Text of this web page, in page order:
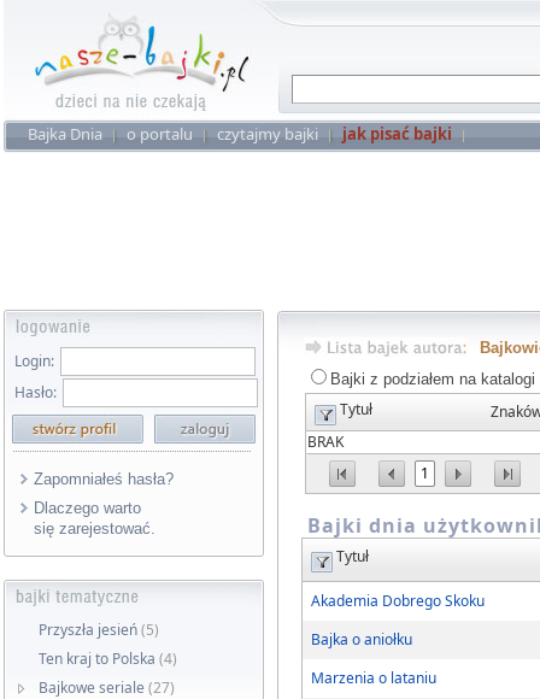
Bajka Dnia o portalu czytajmy bajki jak pisać bajki
Login:
Hasło:
Zapomniałeś hasła?
Dlaczego warto
się zarejestować.
Przyszła jesień(5)
Ten kraj to Polska (4)
Bajkowe seriale (27)
Bajki z podziałem na katalogi
Tytuł
1
BRAK
Bajki dnia
Tytuł
Akademia Dobrego Skoku
Bajka o aniołku
Marzenia o lataniu